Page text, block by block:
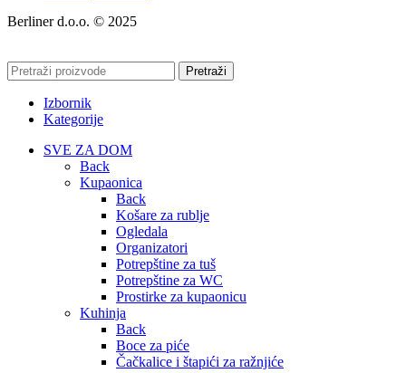
Berliner d.o.o. © 2025
Pretraži
Izbornik
Kategorije
SVE ZA DOM
Back
Kupaonica
Back
Košare za rublje
Ogledala
Organizatori
Potrepštine za tuš
Potrepštine za WC
Prostirke za kupaonicu
Kuhinja
Back
Boce za piće
Čačkalice i štapići za ražnjiće